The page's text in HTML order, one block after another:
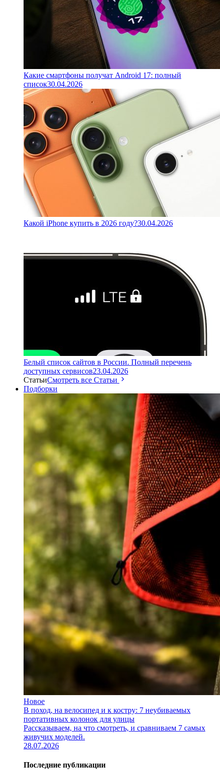
Какие смартфоны получат Android 17: полный
список30.04.2026
Какой iPhone купить в 2026 году?30.04.2026
Белый список сайтов в России. Полный перечень
доступных сервисов23.04.2026
СтатьиСмотреть все Статьи
Подборки
Новое
В поход, на велосипед и к костру: 7 неубиваемых
портативных колонок для улицы
Рассказываем, на что смотреть, и сравниваем 7 самых
живучих моделей.
28.07.2026
Последние публикации